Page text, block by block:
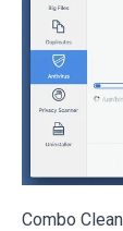
Combo